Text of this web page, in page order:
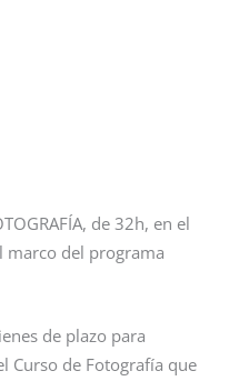
de 32h, en el
marco del programa
de plazo para
Curso de Fotografía que